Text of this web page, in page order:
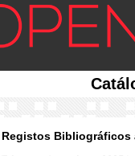
Registos Bibliográficos